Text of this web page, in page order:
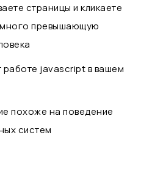
страницы и кликаете
превышающую
javascript в вашем
похоже на поведение
систем